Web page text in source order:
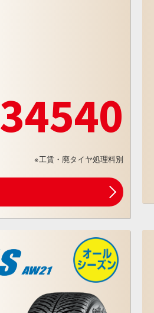
34540
※工賃・廃タイヤ処理料別